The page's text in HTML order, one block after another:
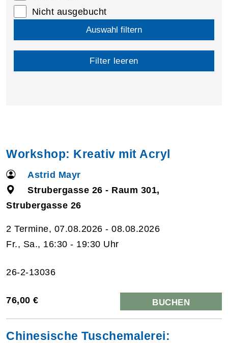
Nicht ausgebucht
Auswahl filtern
Filter leeren
Workshop: Kreativ mit Acryl
Astrid Mayr
Strubergasse 26 - Raum 301,
Strubergasse 26
2 Termine, 07.08.2026 - 08.08.2026
Fr., Sa., 16:30 - 19:30 Uhr
26-2-13036
76,00 € BUCHEN
Chinesische Tuschemalerei: